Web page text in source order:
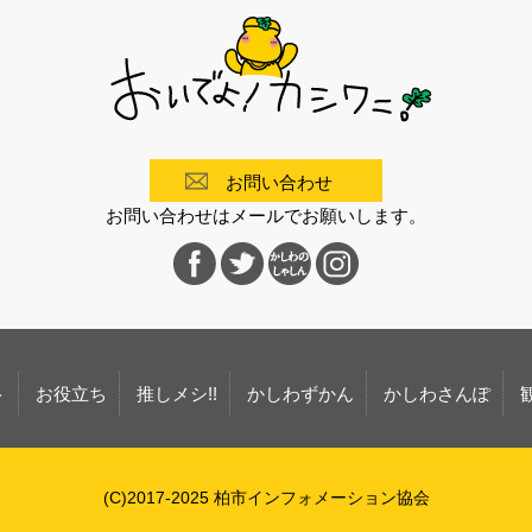
お問い合わせ
お問い合わせはメールでお願いします。
お役立ち 推しメシ!! かしわずかん かしわさんぽ
(C)2017-2025 柏市インフォメーション協会